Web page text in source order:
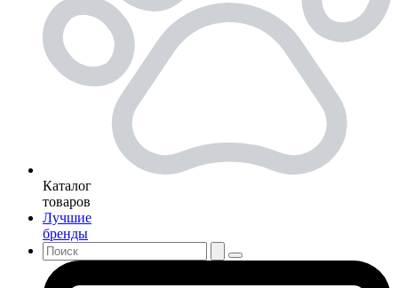
Каталог
товаров
Лучшие
бренды